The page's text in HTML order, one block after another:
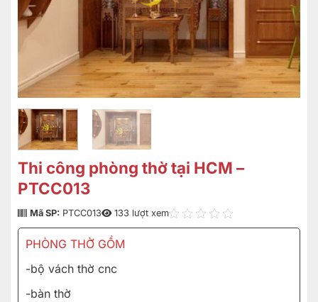
Thi công phòng thờ tại HCM –
PTCC013
Mã SP: PTCC013 133 lượt xem
PHÒNG THỜ GỒM
-bộ vách thờ cnc
-bàn thờ